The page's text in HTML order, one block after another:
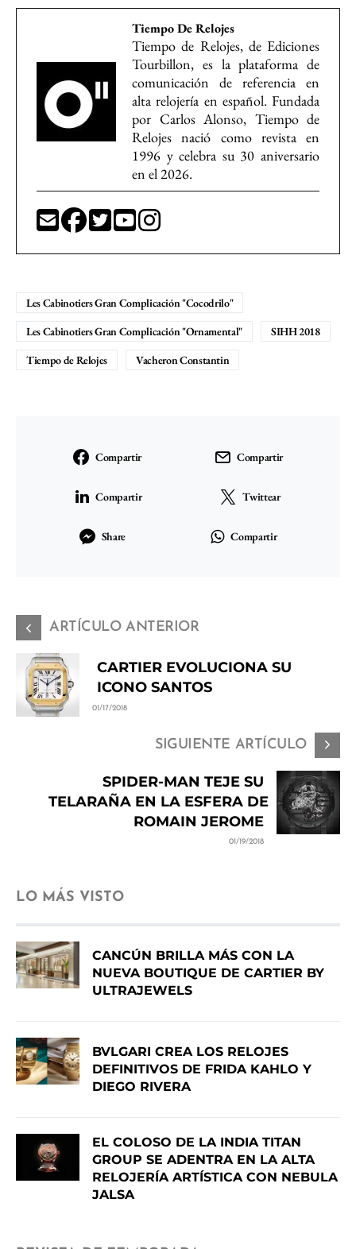
Tiempo De Relojes
Tiempo de Relojes, de Ediciones
Tourbillon, es la plataforma de
comunicación de referencia en
alta relojería en español. Fundada
por Carlos Alonso, Tiempo de
Relojes nació como revista en
1996 y celebra su 30 aniversario
en el 2026.
Les Cabinotiers Gran Complicación "Cocodrilo"
Les Cabinotiers Gran Complicación "Ornamental"
SIHH 2018
Tiempo de Relojes
Vacheron Constantin
Compartir Compartir
Compartir Twittear
Share Compartir
ARTÍCULO ANTERIOR
CARTIER EVOLUCIONA SU
ICONO SANTOS
01/17/2018
SIGUIENTE ARTÍCULO
SPIDER-MAN TEJE SU
TELARAÑA EN LA ESFERA DE
ROMAIN JEROME
01/19/2018
LO MÁS VISTO
CANCÚN BRILLA MÁS CON LA
NUEVA BOUTIQUE DE CARTIER BY
ULTRAJEWELS
BVLGARI CREA LOS RELOJES
DEFINITIVOS DE FRIDA KAHLO Y
DIEGO RIVERA
EL COLOSO DE LA INDIA TITAN
GROUP SE ADENTRA EN LA ALTA
RELOJERÍA ARTÍSTICA CON NEBULA
JALSA